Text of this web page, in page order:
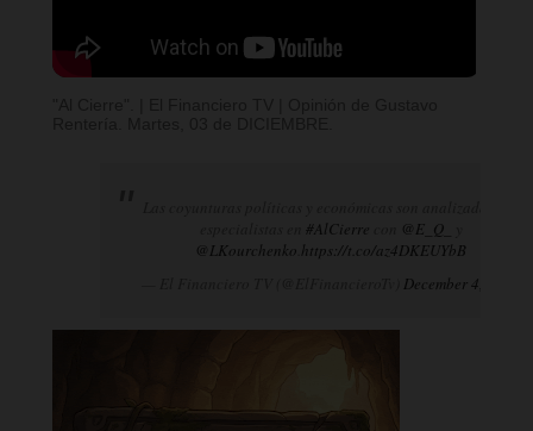
#AlCierre @E_Q_
@LKourchenko https://t.co/az4DKEUYbB
December 4, 2024